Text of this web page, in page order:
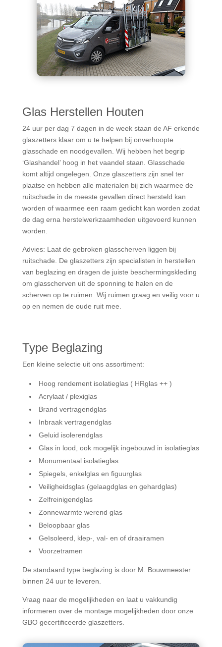
Glas Herstellen Houten
24 uur per dag 7 dagen in de week staan de AF erkende
glaszetters klaar om u te helpen bij onverhoopte
glasschade en noodgevallen. Wij hebben het begrip
‘Glashandel’ hoog in het vaandel staan. Glasschade
komt altijd ongelegen. Onze glaszetters zijn snel ter
plaatse en hebben alle materialen bij zich waarmee de
ruitschade in de meeste gevallen direct hersteld kan
worden of waarmee een raam gedicht kan worden zodat
de dag erna herstelwerkzaamheden uitgevoerd kunnen
worden.
Advies: Laat de gebroken glasscherven liggen bij
ruitschade. De glaszetters zijn specialisten in herstellen
van beglazing en dragen de juiste beschermingskleding
om glasscherven uit de sponning te halen en de
scherven op te ruimen. Wij ruimen graag en veilig voor u
op en nemen de oude ruit mee.
Type Beglazing
Een kleine selectie uit ons assortiment:
Hoog rendement isolatieglas ( HRglas ++ )
Acrylaat / plexiglas
Brand vertragendglas
Inbraak vertragendglas
Geluid isolerendglas
Glas in lood, ook mogelijk ingebouwd in isolatieglas
Monumentaal isolatieglas
Spiegels, enkelglas en figuurglas
Veiligheidsglas (gelaagdglas en gehardglas)
Zelfreinigendglas
Zonnewarmte werend glas
Beloopbaar glas
Geïsoleerd, klep-, val- en of draairamen
Voorzetramen
De standaard type beglazing is door M. Bouwmeester
binnen 24 uur te leveren.
Vraag naar de mogelijkheden en laat u vakkundig
informeren over de montage mogelijkheden door onze
GBO gecertificeerde glaszetters.